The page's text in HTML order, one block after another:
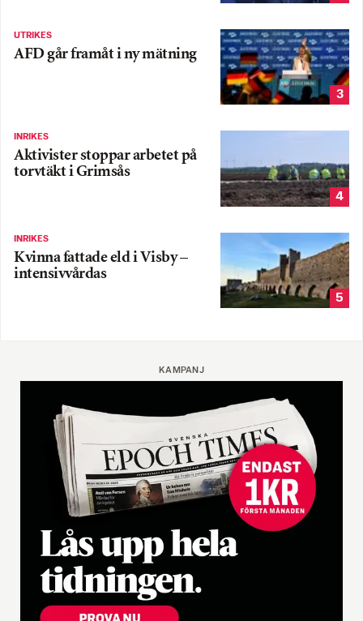
UTRIKES
AFD går framåt i ny mätning
3
INRIKES
Aktivister stoppar arbetet på
torvtäkt i Grimsås
4
INRIKES
Kvinna fattade eld i Visby –
intensivvårdas
5
KAMPANJ